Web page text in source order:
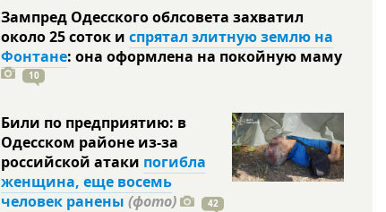
Зампред Одесского облсовета захватил
около 25 соток и спрятал элитную землю на
Фонтане: она оформлена на покойную маму
10
Били по предприятию: в
Одесском районе из-за
российской атаки погибла
женщина, еще восемь
человек ранены (фото) 42